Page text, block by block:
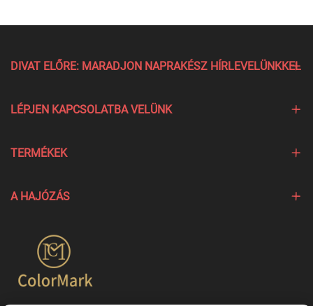
DIVAT ELŐRE: MARADJON NAPRAKÉSZ HÍRLEVELÜNKKEL
LÉPJEN KAPCSOLATBA VELÜNK
TERMÉKEK
A HAJÓZÁS